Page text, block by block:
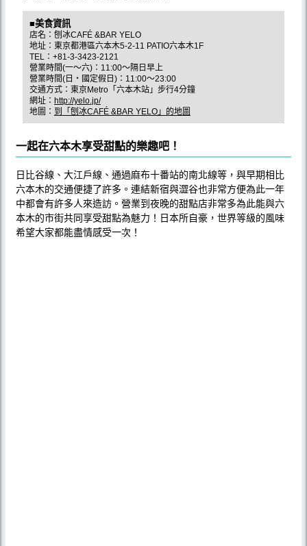
■美食資訊
店名：刨冰CAFÉ &BAR YELO
地址：東京都港區六本木5-2-11 PATIO六本木1F
TEL：+81-3-3423-2121
營業時間(一〜六)：11:00〜隔日早上
營業時間(日‧國定假日)：11:00〜23:00
交通方式：東京Metro「六本木站」步行4分鐘
網址： http://yelo.jp/
地圖： 到「刨冰CAFÉ &BAR YELO」的地圖
一起在六本木享受甜點的樂趣吧！
日比谷線、大江戶線、通過麻布十番站的南北線等，與早期相比
六本木的交通便捷了許多。連結新宿與澀谷也非常方便為此一年
中都會有許多人來造訪。營業到夜晚的甜點店非常多為此能與六
本木的市街共同享受甜點為魅力！日本所自豪，世界等級的風味
希望大家都能盡情感受一次！